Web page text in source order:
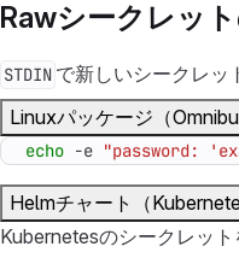
Rawシークレッ
STDIN で新しいシークレッ
Linuxパッケージ（
echo -e "password:
Helmチャート（
Kubernetesのシークレッ